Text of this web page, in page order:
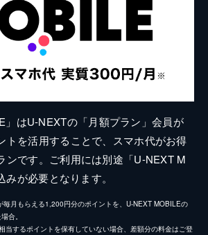
」はU-NEXTの「月額プラン」会員が
トを活用することで、スマホ代がお得
ンです。ご利用には別途「U-NEXT M
が必要となります。
毎月もらえる1,200円分のポイントを、U-NEXT MOBILEの
合。
当するポイントを保有していない場合、差額分の料金はご登